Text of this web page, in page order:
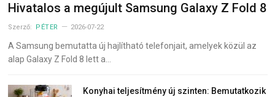
Hivatalos a megújult Samsung Galaxy Z Fold 8
Szerző: PÉTER 2026-07-22
A Samsung bemutatta új hajlítható telefonjait, amelyek közül az
alap Galaxy Z Fold 8 lett a…
Konyhai teljesítmény új szinten: Bemutatkozik